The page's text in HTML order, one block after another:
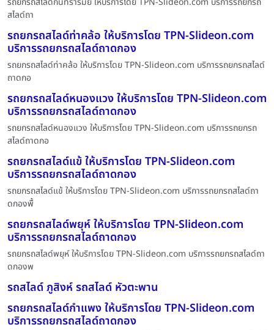
สไลด์ถา
รถยกรถสไลด์ท่าคล้อ ให้บริการโดย TPN-Slideon.com
บริการรถยกรถสไลด์ถาดกอง
รถยกรถสไลด์ท่าคล้อ ให้บริการโดย TPN-Slideon.com บริการรถยกรถสไลด์
ถาดกอ
รถยกรถสไลด์หนองแวง ให้บริการโดย TPN-Slideon.com
บริการรถยกรถสไลด์ถาดกอง
รถยกรถสไลด์หนองแวง ให้บริการโดย TPN-Slideon.com บริการรถยกรถ
สไลด์ถาดกอ
รถยกรถสไลด์แข้ ให้บริการโดย TPN-Slideon.com
บริการรถยกรถสไลด์ถาดกอง
รถยกรถสไลด์แข้ ให้บริการโดย TPN-Slideon.com บริการรถยกรถสไลด์ถา
ดกองพื้
รถยกรถสไลด์พยุห์ ให้บริการโดย TPN-Slideon.com
บริการรถยกรถสไลด์ถาดกอง
รถยกรถสไลด์พยุห์ ให้บริการโดย TPN-Slideon.com บริการรถยกรถสไลด์ถา
ดกองพ
รถสไลด์ ภูสิงห์ รถสไลด์ หัวตะพาน
รถยกรถสไลด์กำแพง ให้บริการโดย TPN-Slideon.com
บริการรถยกรถสไลด์ถาดกอง